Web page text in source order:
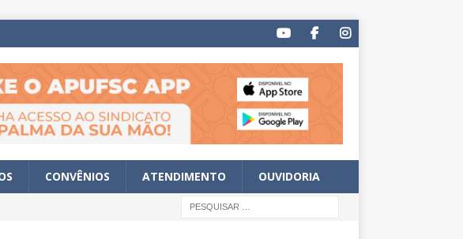
CONVÊNIOS ATENDIMENTO OUVIDORIA